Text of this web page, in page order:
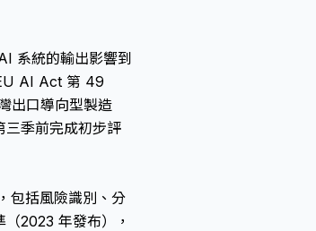
系統的輸出影響到
AI Act 第 49
出口導向型製造
三季前完成初步評
包括風險識別、分
2023 年發布），